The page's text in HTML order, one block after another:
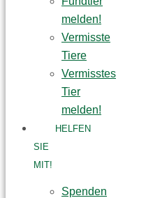
melden!
Vermisste
Tiere
Vermisstes
Tier
melden!
HELFEN
SIE
MIT!
Spenden